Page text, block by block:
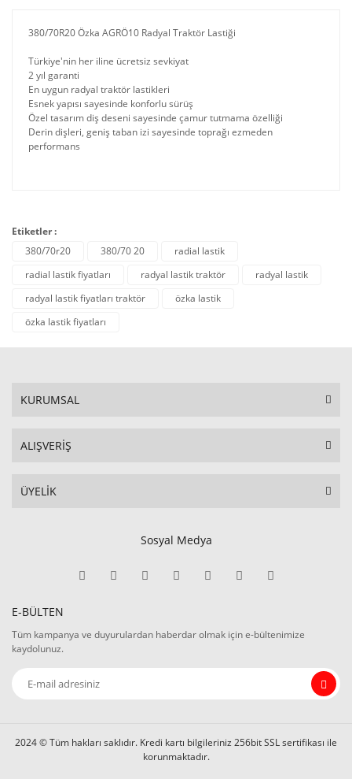
380/70R20 Özka AGRÖ10 Radyal Traktör Lastiği
Türkiye'nin her iline ücretsiz sevkiyat
2 yıl garanti
En uygun radyal traktör lastikleri
Esnek yapısı sayesinde konforlu sürüş
Özel tasarım diş deseni sayesinde çamur tutmama özelliği
Derin dişleri, geniş taban izi sayesinde toprağı ezmeden
performans
Etiketler :
380/70r20
380/70 20
radial lastik
radial lastik fiyatları
radyal lastik traktör
radyal lastik
radyal lastik fiyatları traktör
özka lastik
özka lastik fiyatları
KURUMSAL
ALIŞVERİŞ
ÜYELİK
Sosyal Medya
E-BÜLTEN
Tüm kampanya ve duyurulardan haberdar olmak için e-bültenimize
kaydolunuz.
2024 © Tüm hakları saklıdır. Kredi kartı bilgileriniz 256bit SSL sertifikası ile
korunmaktadır.